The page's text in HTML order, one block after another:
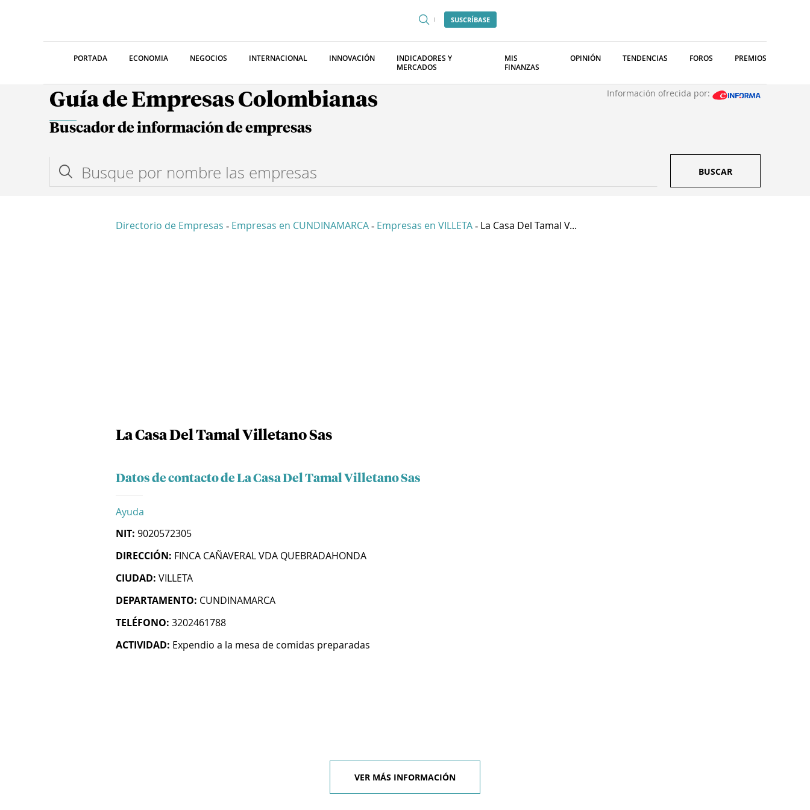
SUSCRÍBASE
PORTADA ECONOMIA NEGOCIOS INTERNACIONAL INNOVACIÓN
INDICADORES Y
MERCADOS
MIS
FINANZAS
OPINIÓN TENDENCIAS FOROS PREMIOS
Guía de Empresas Colombianas Información ofrecida por:
Buscador de información de empresas
BUSCAR
Directorio de Empresas - Empresas en CUNDINAMARCA - Empresas en VILLETA - La Casa Del Tamal V...
La Casa Del Tamal Villetano Sas
Datos de contacto de La Casa Del Tamal Villetano Sas
Ayuda
NIT: 9020572305
DIRECCIÓN: FINCA CAÑAVERAL VDA QUEBRADAHONDA
CIUDAD: VILLETA
DEPARTAMENTO: CUNDINAMARCA
TELÉFONO: 3202461788
ACTIVIDAD: Expendio a la mesa de comidas preparadas
VER MÁS INFORMACIÓN